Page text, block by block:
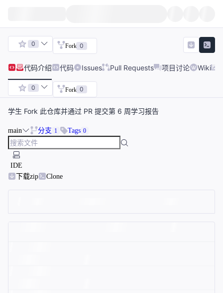
0 Fork 0
代码介绍 代码 Issues Pull Requests 项目讨论 Wiki
0 Fork 0
学生 Fork 此仓库并通过 PR 提交第 6 周学习报告
main 分支 1 Tags 0
IDE
下载zip
Clone